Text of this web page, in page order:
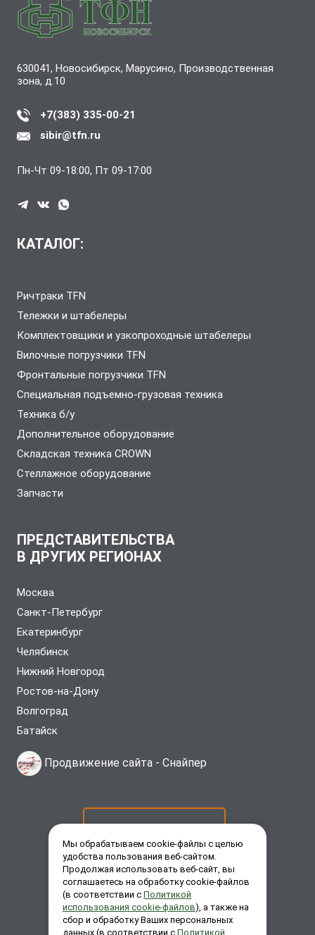
630041, Новосибирск, Марусино, Производственная
зона, д.10
+7(383) 335-00-21
sibir@tfn.ru
Пн-Чт 09-18:00, Пт 09-17:00
КАТАЛОГ:
Ричтраки TFN
Тележки и штабелеры
Комплектовщики и узкопроходные штабелеры
Вилочные погрузчики TFN
Фронтальные погрузчики TFN
Специальная подъемно-грузовая техника
Техника б/у
Дополнительное оборудование
Складская техника CROWN
Стеллажное оборудование
Запчасти
ПРЕДСТАВИТЕЛЬСТВА
В ДРУГИХ РЕГИОНАХ
Москва
Санкт-Петербург
Екатеринбург
Челябинск
Нижний Новгород
Ростов-на-Дону
Волгоград
Батайск
Продвижение сайта - Снайпер
ЗАКАЗАТЬ ЗВОНОК
Мы обрабатываем cookie-файлы с целью
удобства пользования веб-сайтом.
Продолжая использовать веб-сайт, вы
соглашаетесь на обработку cookie-файлов
(в соответствии с Политикой
использования cookie-файлов), а также на
сбор и обработку Ваших персональных
данных (в соответствии с Политикой